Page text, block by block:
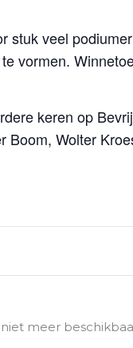
stuk veel
vormen.
keren op
Wolter
niet meer